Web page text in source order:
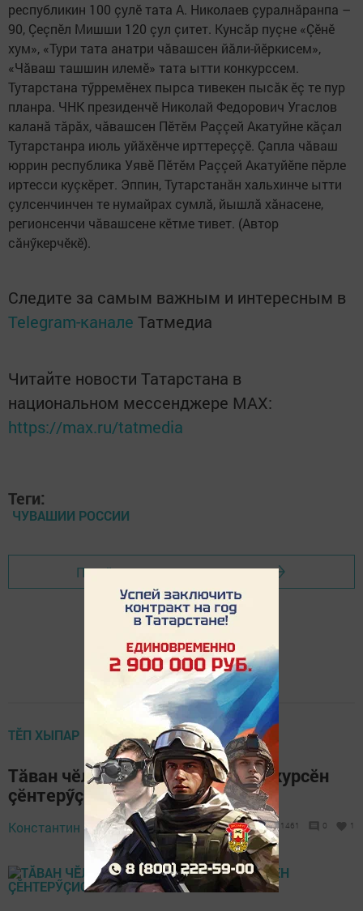
республикин 100 çулӗ тата А. Николаев çуралнăранпа –
90, Çеçпӗл Мишши 120 çул çитет. Кунсăр пуçне «Çӗнӗ
хум», «Тури тата анатри чăвашсен йăли-йӗркисем»,
«Чăваш ташшин илемӗ» тата ытти конкурссем.
Тутарстана тӳрремӗнех пырса тивекен пысăк ӗç те пур
планра. ЧНК президенчӗ Николай Федорович Угаслов
каланă тăрăх, чăвашсен Пӗтӗм Раççей Акатуйне кăçал
Тутарстанра июль уйăхӗнче ирттереççӗ. Çапла чăваш
юррин республика Уявӗ Пӗтӗм Раççей Акатуйӗпе пӗрле
иртесси куçкӗрет. Эппин, Тутарстанăн хальхинче ытти
çулсенчинчен те нумайрах сумлă, йышлă хăнасене,
регионсенчи чăвашсене кӗтме тивет. (Автор
сăнӳкерчӗкӗ).
Следите за самым важным и интересным в
Telegram-канале Татмедиа
Читайте новости Татарстана в
национальном мессенджере MАХ:
https://max.ru/tatmedia
Теги:
ЧУВАШИИ РОССИИ
Перейти на страницу новости
ТӖП ХЫПАР
Тăван чӗлхе вӗрентекенсен конкурсӗн
çӗнтерӳçисем
Константин Малышев, 28 March 2019 -
14:16
1461 0 1